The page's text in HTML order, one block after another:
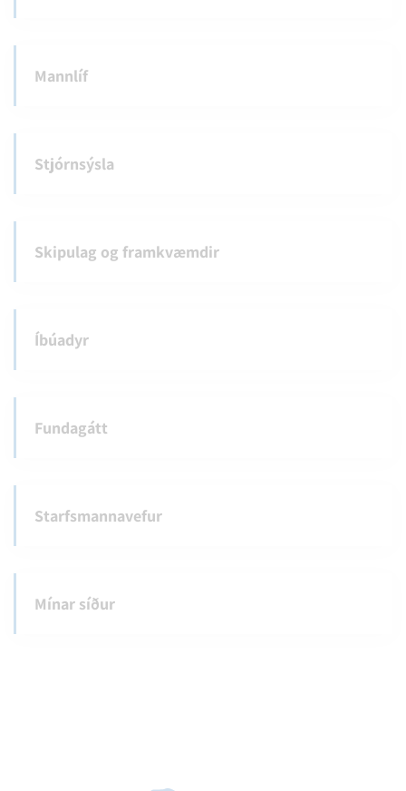
Mannlíf
Stjórnsýsla
Skipulag og framkvæmdir
Íbúadyr
Fundagátt
Starfsmannavefur
Mínar síður